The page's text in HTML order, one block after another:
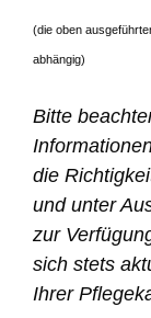
(die oben
abhängig)
Bitte
die
und unter
zur
sich stets
Ihrer